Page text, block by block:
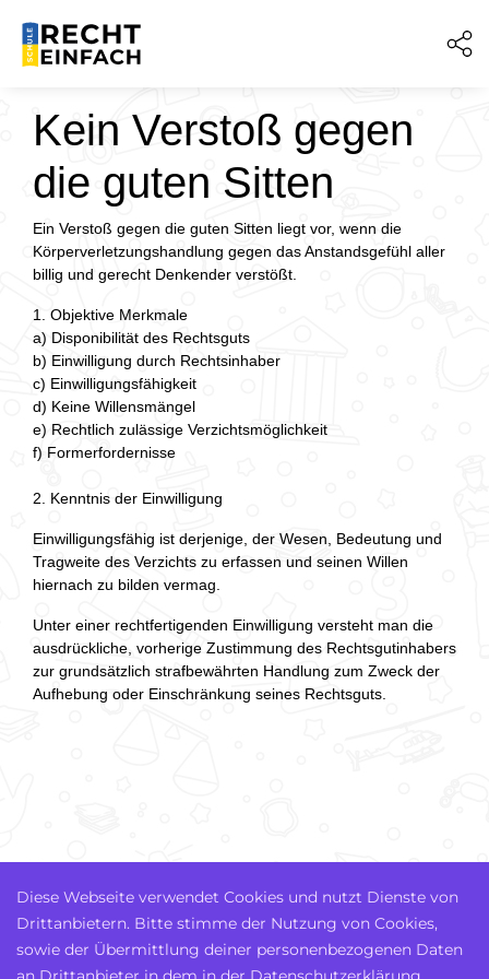
Kein Verstoß gegen
die guten Sitten
Ein Verstoß gegen die guten Sitten liegt vor, wenn die
Körperverletzungshandlung gegen das Anstandsgefühl aller
billig und gerecht Denkender verstößt.
1. Objektive Merkmale
a) Disponibilität des Rechtsguts
b) Einwilligung durch Rechtsinhaber
c) Einwilligungsfähigkeit
d) Keine Willensmängel
e) Rechtlich zulässige Verzichtsmöglichkeit
f) Formerfordernisse
2. Kenntnis der Einwilligung
Einwilligungsfähig ist derjenige, der Wesen, Bedeutung und
Tragweite des Verzichts zu erfassen und seinen Willen
hiernach zu bilden vermag.
Unter einer rechtfertigenden Einwilligung versteht man die
ausdrückliche, vorherige Zustimmung des Rechtsgutinhabers
zur grundsätzlich strafbewährten Handlung zum Zweck der
Aufhebung oder Einschränkung seines Rechtsguts.
Diese Webseite verwendet Cookies und nutzt Dienste von
Drittanbietern. Bitte stimme der Nutzung von Cookies,
sowie der Übermittlung deiner personenbezogenen Daten